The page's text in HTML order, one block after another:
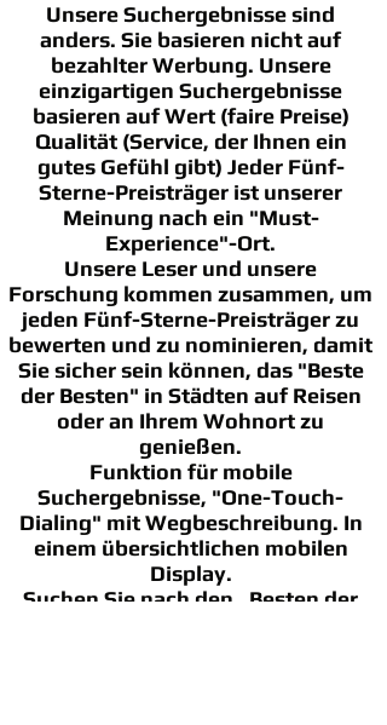
Unsere Suchergebnisse sind
anders. Sie basieren nicht auf
bezahlter Werbung. Unsere
einzigartigen Suchergebnisse
basieren auf Wert (faire Preise)
Qualität (Service, der Ihnen ein
gutes Gefühl gibt) Jeder Fünf-
Sterne-Preisträger ist unserer
Meinung nach ein "Must-
Experience"-Ort.
Unsere Leser und unsere
Forschung kommen zusammen, um
jeden Fünf-Sterne-Preisträger zu
bewerten und zu nominieren, damit
Sie sicher sein können, das "Beste
der Besten" in Städten auf Reisen
oder an Ihrem Wohnort zu
genießen.
Funktion für mobile
Suchergebnisse, "One-Touch-
Dialing" mit Wegbeschreibung. In
einem übersichtlichen mobilen
Display.
Suchen Sie nach den „Besten der